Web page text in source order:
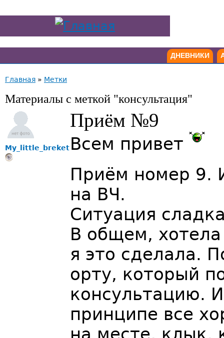
ДНЕВНИКИ
Главная » Метки
Материалы с меткой "консультация"
My_little_breket
Приём №9
Всем привет
Приём номер 9.
на ВЧ.
Ситуация
В общем, хотела
я это сделала.
орту, который
консультацию.
принципе все